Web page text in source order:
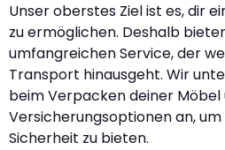
Unser oberstes Ziel ist es, dir
zu ermöglichen. Deshalb
umfangreichen Service, der
Transport hinausgeht. Wir
beim Verpacken deiner
Versicherungsoptionen an,
Sicherheit zu bieten.